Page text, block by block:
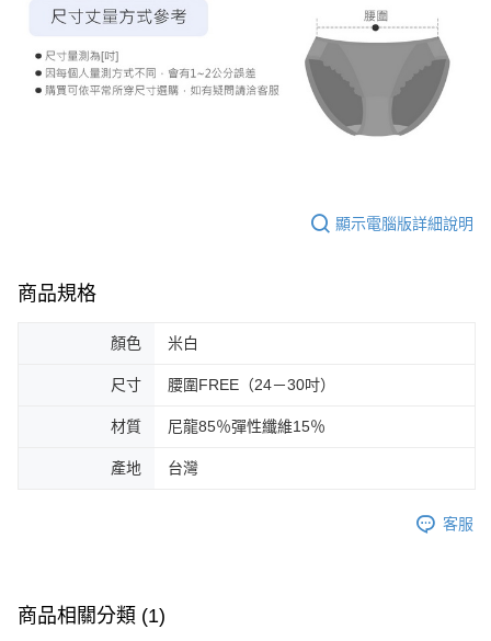
顯示電腦版詳細說明
商品規格
顏色 米白
尺寸 腰圍FREE（24－30吋）
材質 尼龍85％彈性纖維15％
產地 台灣
客服
商品相關分類 (1)